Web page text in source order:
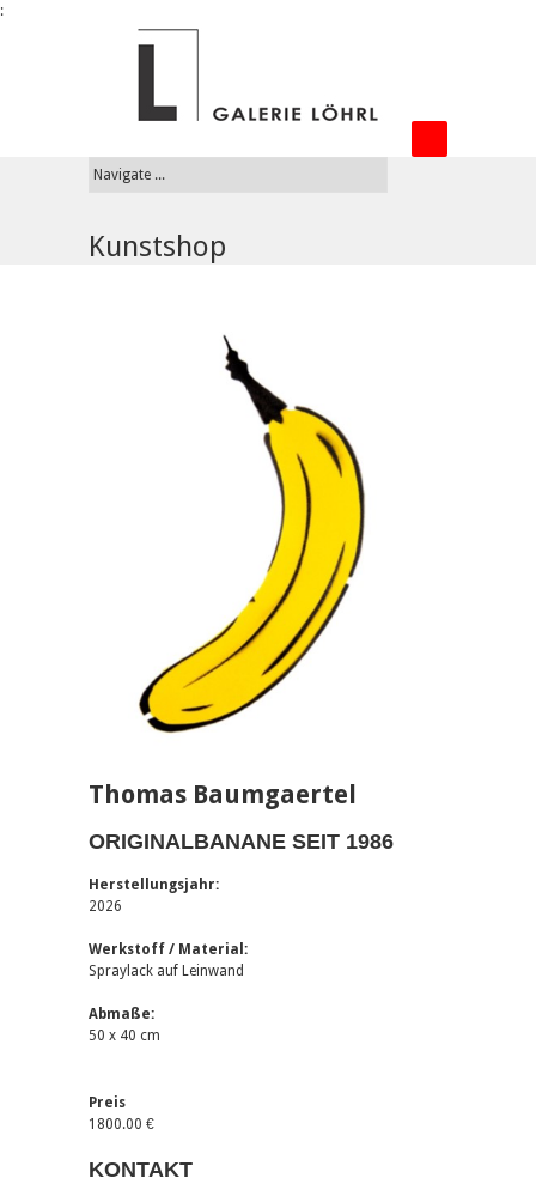
:
Kunstshop
Thomas Baumgaertel
ORIGINALBANANE SEIT 1986
Herstellungsjahr:
2026
Werkstoff / Material:
Spraylack auf Leinwand
Abmaße:
50 x 40 cm
Preis
1800.00 €
KONTAKT